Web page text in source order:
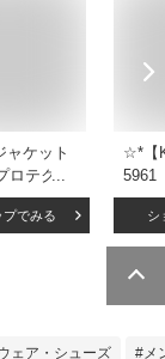
ャケット
ロテクト
ジャケッ
07-603
プでみる
☆*【
5961
ウイ
ト
ター
用
シ
ェア・シューズ メ